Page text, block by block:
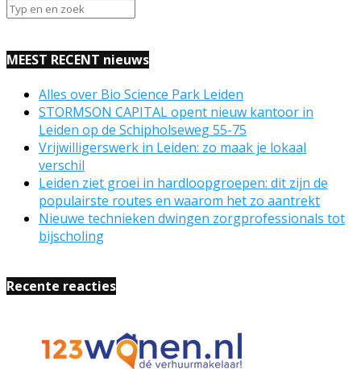
MEEST RECENT nieuws
Alles over Bio Science Park Leiden
STORMSON CAPITAL opent nieuw kantoor in
Leiden op de Schipholseweg 55-75
Vrijwilligerswerk in Leiden: zo maak je lokaal
verschil
Leiden ziet groei in hardloopgroepen: dit zijn de
populairste routes en waarom het zo aantrekt
Nieuwe technieken dwingen zorgprofessionals tot
bijscholing
Recente reacties